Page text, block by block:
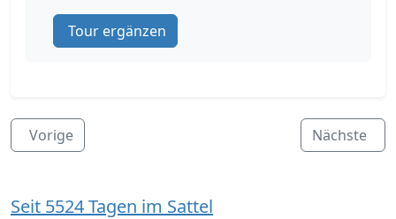
Tour ergänzen
Vorige Nächste
Seit 5524 Tagen im Sattel